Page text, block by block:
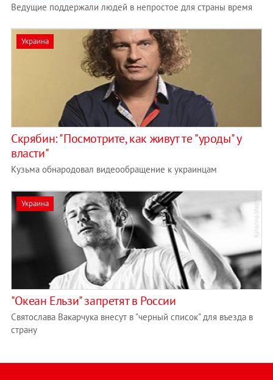
Ведущие поддержали людей в непростое для страны время
Украина
Скрябин: "Посмотрите, как живут те "уроды" у
власти"
Кузьма обнародовал видеообращение к украинцам
Украина
"Океан Ельзи" запретят в России
Святослава Вакарчука внесут в "черный список" для въезда в
страну